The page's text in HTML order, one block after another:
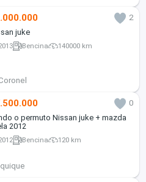
2
juke
Bencina 140000 km
0
o permuto Nissan juke + mazda
2012
Bencina 120 km